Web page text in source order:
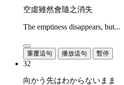
空虛雖然會隨之消失
The emptiness disappears, but...
重覆這句 播放這句 暫停
32
向かう先はわからないまま